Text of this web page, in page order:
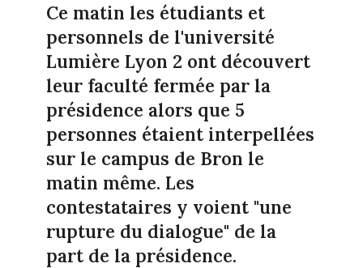
Ce matin les étudiants et
personnels de l'université
Lumière Lyon 2 ont découvert
leur faculté fermée par la
présidence alors que 5
personnes étaient interpellées
sur le campus de Bron le
matin même. Les
contestataires y voient "une
rupture du dialogue" de la
part de la présidence.